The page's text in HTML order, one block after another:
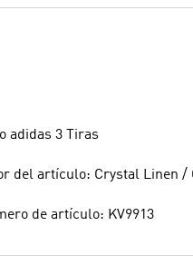
adidas 3 Tiras
del artículo: Crystal Linen /
de artículo: KV9913